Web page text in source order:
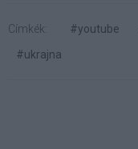
Címkék: #youtube
#ukrajna